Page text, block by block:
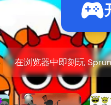
在浏览器中即刻玩